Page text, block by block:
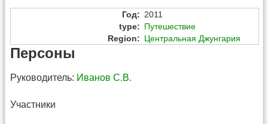
Год: 2011
type: Путешествие
Region: Центральная Джунгария
Персоны
Руководитель: Иванов С.В.
Участники